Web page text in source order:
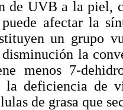
de UVB a la piel,
afectar la
un grupo
la
menos 7-
la deficiencia de
de grasa que